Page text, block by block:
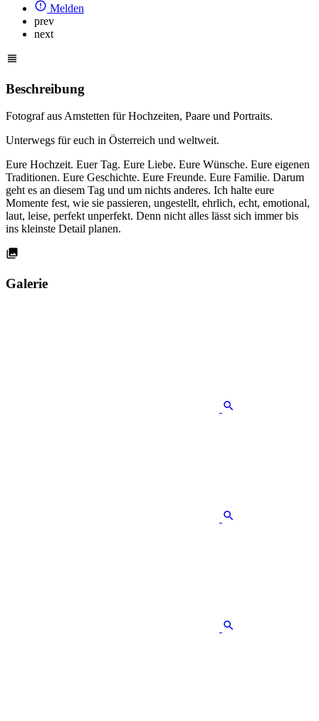
Melden
prev
next
Beschreibung
Fotograf aus Amstetten für Hochzeiten, Paare und Portraits.
Unterwegs für euch in Österreich und weltweit.
Eure Hochzeit. Euer Tag. Eure Liebe. Eure Wünsche. Eure eigenen
Traditionen. Eure Geschichte. Eure Freunde. Eure Familie. Darum
geht es an diesem Tag und um nichts anderes. Ich halte eure
Momente fest, wie sie passieren, ungestellt, ehrlich, echt, emotional,
laut, leise, perfekt unperfekt. Denn nicht alles lässt sich immer bis
ins kleinste Detail planen.
Galerie